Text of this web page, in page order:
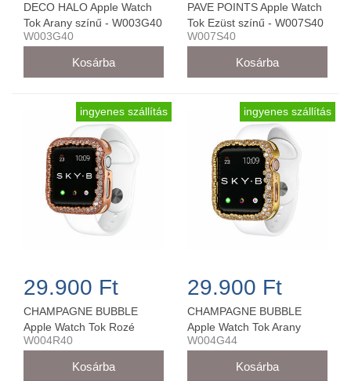
DECO HALO Apple Watch
Tok Arany színű - W003G40
W003G40
PAVE POINTS Apple Watch
Tok Ezüst színű - W007S40
W007S40
ingyenes szállítás
29.900 Ft
CHAMPAGNE BUBBLE
Apple Watch Tok Rozé
Arany színű - W004R40
W004R40
ingyenes szállítás
29.900 Ft
CHAMPAGNE BUBBLE
Apple Watch Tok Arany
színű - W004G44
W004G44